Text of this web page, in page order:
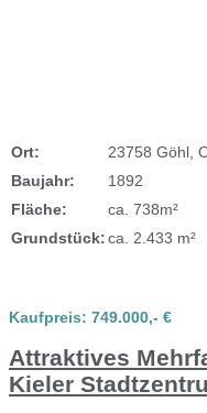
Ort:
23758 Göhl,
Baujahr:
1892
Fläche:
ca. 738m²
Grundstück:ca. 2.433 m²
Kaufpreis: 749.000,- €
Attraktives
Kieler